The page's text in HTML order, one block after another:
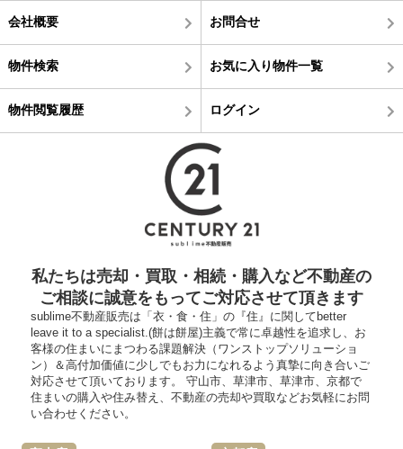
会社概要 お問合せ
物件検索 お気に入り物件一覧
物件閲覧履歴 ログイン
私たちは売却・買取・相続・購入など不動産の
ご相談に誠意をもってご対応させて頂きます
sublime不動産販売は「衣・食・住」の『住』に関してbetter
leave it to a specialist.(餅は餅屋)主義で常に卓越性を追求し、お
客様の住まいにまつわる課題解決（ワンストップソリューショ
ン）＆高付加価値に少しでもお力になれるよう真摯に向き合いご
対応させて頂いております。 守山市、草津市、草津市、京都で
住まいの購入や住み替え、不動産の売却や買取などお気軽にお問
い合わせください。